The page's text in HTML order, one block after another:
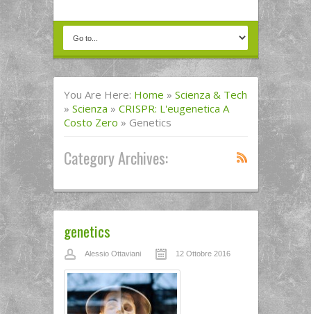
You Are Here: Home » Scienza & Tech
» Scienza » CRISPR: L'eugenetica A
Costo Zero » Genetics
Category Archives:
genetics
Alessio Ottaviani 12 Ottobre 2016